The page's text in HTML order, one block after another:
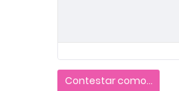
Contestar como...